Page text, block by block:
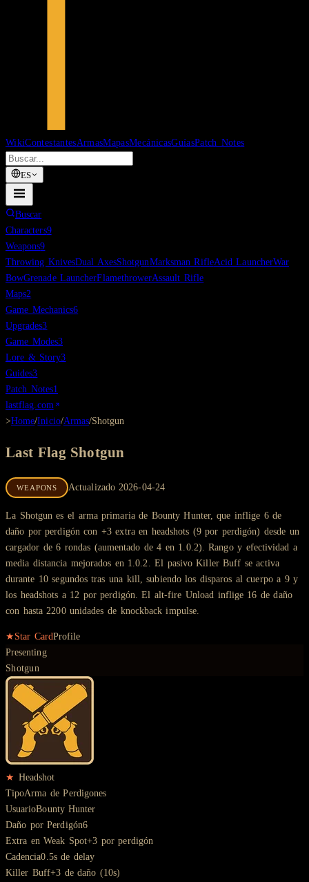
WikiContestantesArmasMapasMecánicasGuíasPatch Notes
ES
Buscar
Characters9
Weapons9
Throwing KnivesDual AxesShotgunMarksman RifleAcid LauncherWar
BowGrenade LauncherFlamethrowerAssault Rifle
Maps2
Game Mechanics6
Upgrades3
Game Modes3
Lore & Story3
Guides3
Patch Notes1
lastflag.com
>Home/Inicio/Armas/Shotgun
Last Flag Shotgun
WEAPONS Actualizado 2026-04-24
La Shotgun es el arma primaria de Bounty Hunter, que inflige 6 de
daño por perdigón con +3 extra en headshots (9 por perdigón) desde un
cargador de 6 rondas (aumentado de 4 en 1.0.2). Rango y efectividad a
media distancia mejorados en 1.0.2. El pasivo Killer Buff se activa
durante 10 segundos tras una kill, subiendo los disparos al cuerpo a 9 y
los headshots a 12 por perdigón. El alt-fire Unload inflige 16 de daño
con hasta 2200 unidades de knockback impulse.
★Star CardProfile
Presenting
Shotgun
★ Headshot
TipoArma de Perdigones
UsuarioBounty Hunter
Daño por Perdigón6
Extra en Weak Spot+3 por perdigón
Cadencia0.5s de delay
Killer Buff+3 de daño (10s)